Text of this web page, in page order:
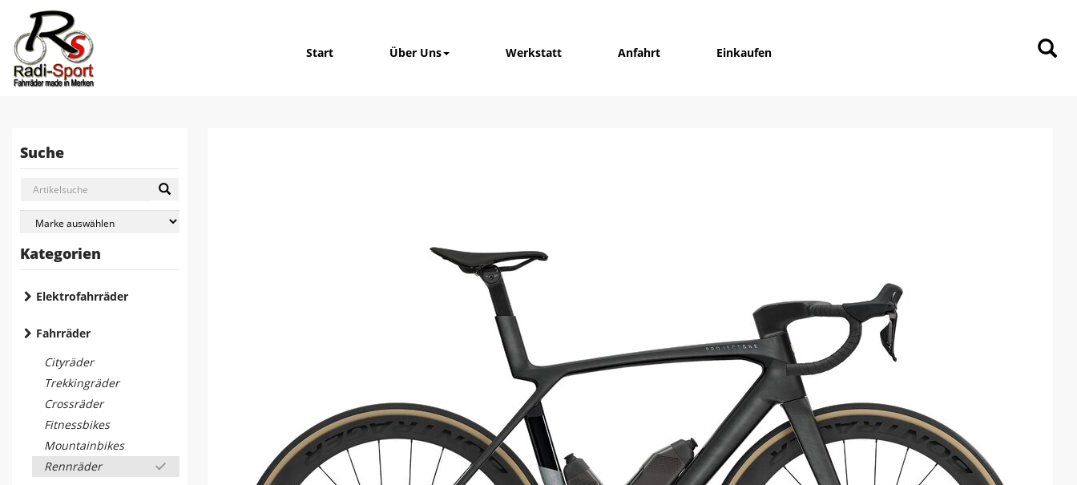
Start Über Uns Werkstatt Anfahrt Einkaufen
Suche
Kategorien
Elektrofahrräder
Fahrräder
Cityräder
Trekkingräder
Crossräder
Fitnessbikes
Mountainbikes
Rennräder